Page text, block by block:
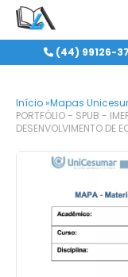
(44) 99126-
Início »Mapas
PORTFÓLIO - SPUB -
DESENVOLVIMENTO DE